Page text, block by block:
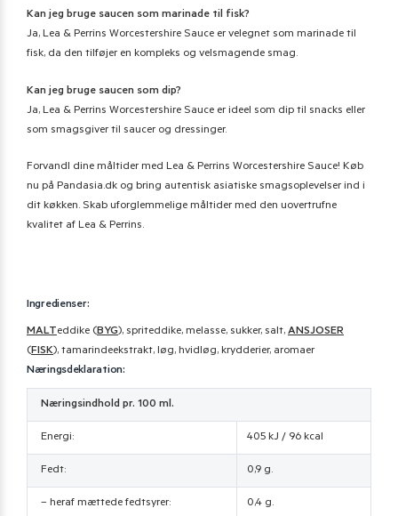
Kan jeg bruge saucen som marinade til fisk?
Ja, Lea & Perrins Worcestershire Sauce er velegnet som marinade til
fisk, da den tilføjer en kompleks og velsmagende smag.
Kan jeg bruge saucen som dip?
Ja, Lea & Perrins Worcestershire Sauce er ideel som dip til snacks eller
som smagsgiver til saucer og dressinger.
Forvandl dine måltider med Lea & Perrins Worcestershire Sauce! Køb
nu på Pandasia.dk og bring autentisk asiatiske smagsoplevelser ind i
dit køkken. Skab uforglemmelige måltider med den uovertrufne
kvalitet af Lea & Perrins.
Ingredienser:
MALTeddike (BYG), spriteddike, melasse, sukker, salt, ANSJOSER
(FISK), tamarindeekstrakt, løg, hvidløg, krydderier, aromaer
Næringsdeklaration:
Næringsindhold pr. 100 ml.
Energi: 405 kJ / 96 kcal
Fedt: 0,9 g.
– heraf mættede fedtsyrer: 0,4 g.